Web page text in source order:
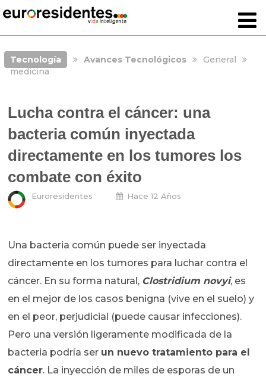
Tecnología Avances Tecnológicos
General
medicina
Lucha contra el cáncer: una
bacteria común inyectada
directamente en los tumores los
combate con éxito
Euroresidentes Hace 12 Años
Una bacteria común puede ser inyectada
directamente en los tumores para luchar contra el
cáncer. En su forma natural, Clostridium novyi, es
en el mejor de los casos benigna (vive en el suelo) y
en el peor, perjudicial (puede causar infecciones).
Pero una versión ligeramente modificada de la
bacteria podría ser un nuevo tratamiento para el
cáncer. La inyección de miles de esporas de un